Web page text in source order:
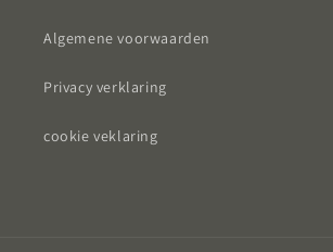
Algemene voorwaarden
Privacy verklaring
cookie veklaring